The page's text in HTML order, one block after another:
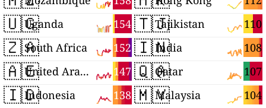
🇺🇬 154
Uganda
🇿🇦 152
South Africa
🇦🇪 147
United Arab Emirates
🇮🇩 138
Indonesia
🇹🇯 110
Tajikistan
🇮🇳 108
India
🇶🇦 107
Qatar
🇲🇾 104
Malaysia